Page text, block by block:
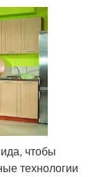
чтобы
технологии